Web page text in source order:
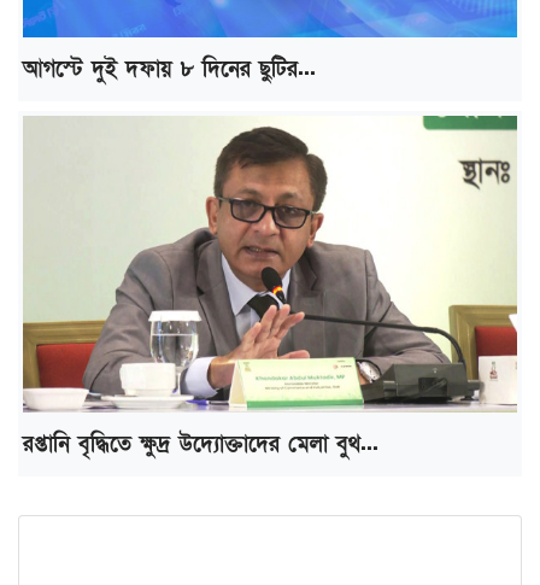
আগস্টে দুই দফায় ৮ দিনের ছুটির...
রপ্তানি বৃদ্ধিতে ক্ষুদ্র উদ্যোক্তাদের মেলা বুথ...